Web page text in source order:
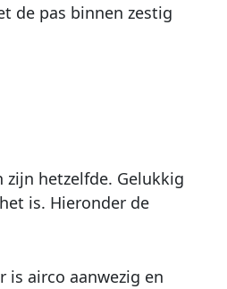
de pas binnen zestig
hetzelfde. Gelukkig
is. Hieronder de
is airco aanwezig en